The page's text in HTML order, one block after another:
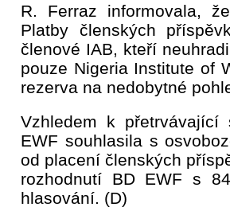
R. Ferraz informovala,
Platby členských
členové IAB, kteří
pouze Nigeria Institute of
rezerva na nedobytné
Vzhledem k
EWF souhlasila s
od placení členských
rozhodnutí BD EWF s
hlasování. (D)